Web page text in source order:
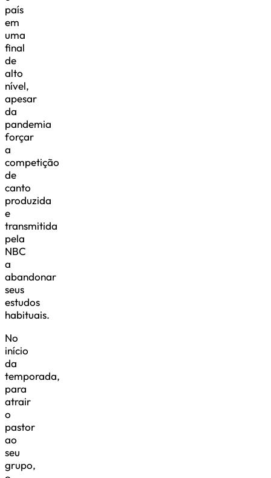
país
em
uma
final
de
alto
nível,
apesar
da
pandemia
forçar
a
competição
de
canto
produzida
e
transmitida
pela
NBC
a
abandonar
seus
estudos
habituais.
No
início
da
temporada,
para
atrair
o
pastor
ao
seu
grupo,